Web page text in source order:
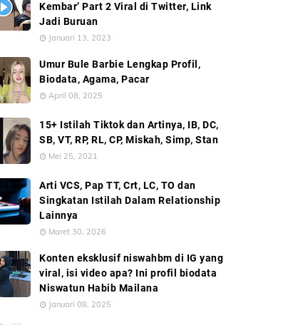
Kembar’ Part 2 Viral di Twitter, Link
Jadi Buruan
Januari 13, 2023
Umur Bule Barbie Lengkap Profil,
Biodata, Agama, Pacar
April 08, 2025
15+ Istilah Tiktok dan Artinya, IB, DC,
SB, VT, RP, RL, CP, Miskah, Simp, Stan
Mei 25, 2021
Arti VCS, Pap TT, Crt, LC, TO dan
Singkatan Istilah Dalam Relationship
Lainnya
Maret 30, 2026
Konten eksklusif niswahbm di IG yang
viral, isi video apa? Ini profil biodata
Niswatun Habib Mailana
Januari 08, 2025